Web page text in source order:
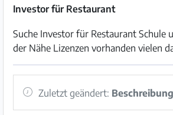
Investor für Restaurant
Suche Investor für Restaurant Schule
der Nähe Lizenzen vorhanden vielen
Zuletzt geändert: Beschreibung